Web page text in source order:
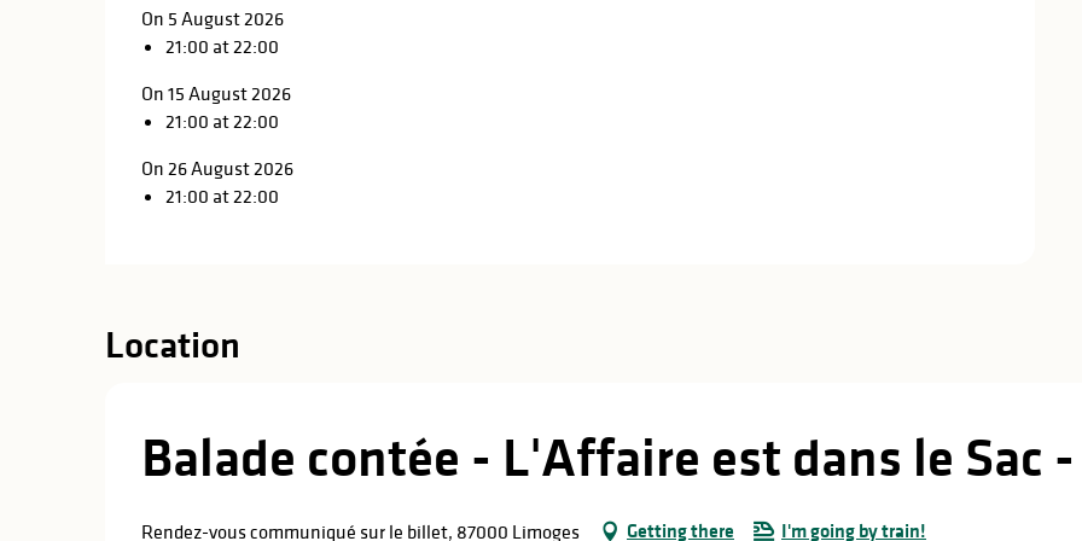
On 5 August 2026
21:00 at 22:00
On 15 August 2026
21:00 at 22:00
On 26 August 2026
21:00 at 22:00
Location
Balade contée - L'Affaire est dans le Sac
Rendez-vous communiqué sur le billet, 87000 Limoges Getting there I'm going by train!